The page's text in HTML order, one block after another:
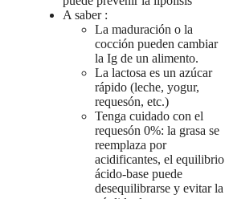
A saber :
La maduración o la
cocción pueden cambiar
la Ig de un alimento.
La lactosa es un azúcar
rápido (leche, yogur,
requesón, etc.)
Tenga cuidado con el
requesón 0%: la grasa se
reemplaza por
acidificantes, el equilibrio
ácido-base puede
desequilibrarse y evitar la